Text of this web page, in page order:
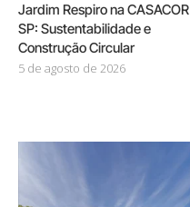
Jardim Respiro na CASACOR
SP: Sustentabilidade e
Construção Circular
5 de agosto de 2026